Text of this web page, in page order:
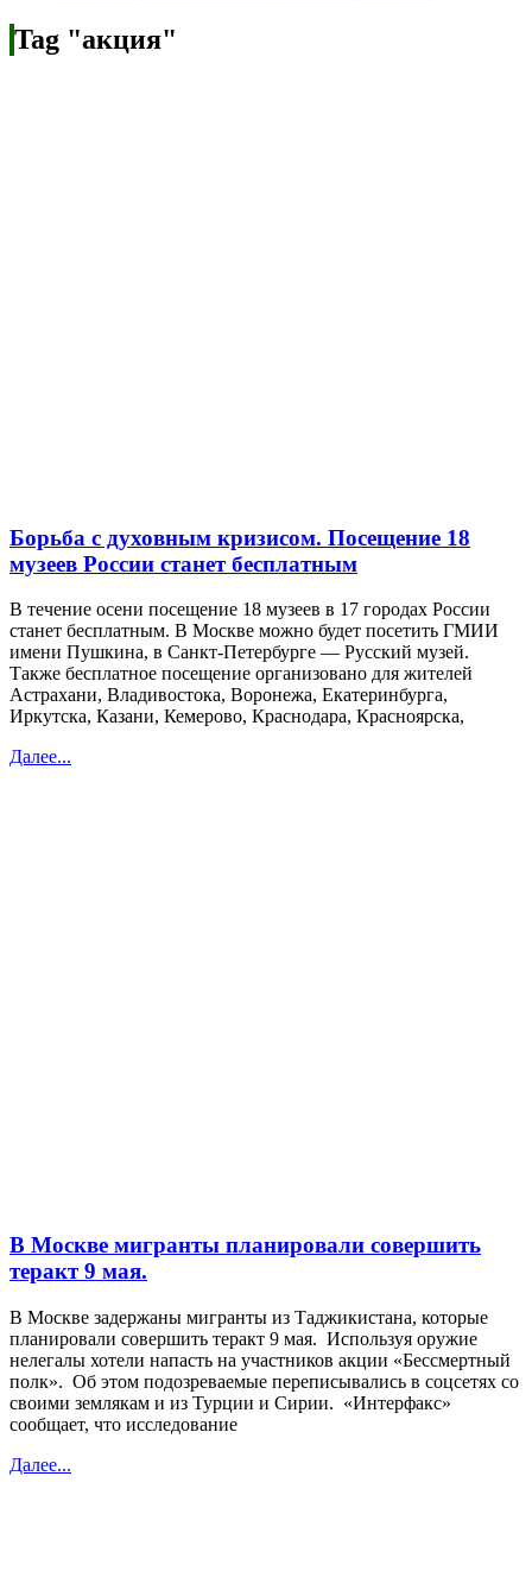
Tag "акция"
Борьба с духовным кризисом. Посещение 18
музеев России станет бесплатным
В течение осени посещение 18 музеев в 17 городах России
станет бесплатным. В Москве можно будет посетить ГМИИ
имени Пушкина, в Санкт-Петербурге — Русский музей.
Также бесплатное посещение организовано для жителей
Астрахани, Владивостока, Воронежа, Екатеринбурга,
Иркутска, Казани, Кемерово, Краснодара, Красноярска,
Далее...
В Москве мигранты планировали совершить
теракт 9 мая.
В Москве задержаны мигранты из Таджикистана, которые
планировали совершить теракт 9 мая. Используя оружие
нелегалы хотели напасть на участников акции «Бессмертный
полк». Об этом подозреваемые переписывались в соцсетях со
своими землякам и из Турции и Сирии. «Интерфакс»
сообщает, что исследование
Далее...